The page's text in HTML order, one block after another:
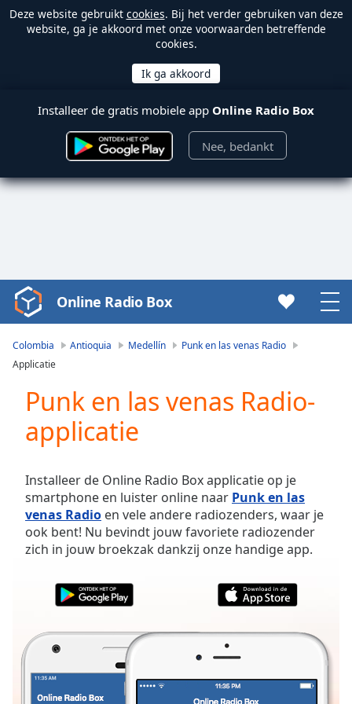
Deze website gebruikt cookies. Bij het verder gebruiken van deze
website, ga je akkoord met onze voorwaarden betreffende
cookies.
Installeer de gratis mobiele app Online Radio Box
Nee, bedankt
Video
Player
loading.
Video
Skip
Backward
Mute
Current
Time0:00
Duration-:-
Seek to
live,
behind
Online Radio Box
Colombia Antioquia Medellín
Punk en las venas Radio
Applicatie
Punk en las venas Radio-
applicatie
Installeer de Online Radio Box applicatie op je
smartphone en luister online naar Punk en las
venas Radio en vele andere radiozenders, waar je
ook bent! Nu bevindt jouw favoriete radiozender
zich in jouw broekzak dankzij onze handige app.